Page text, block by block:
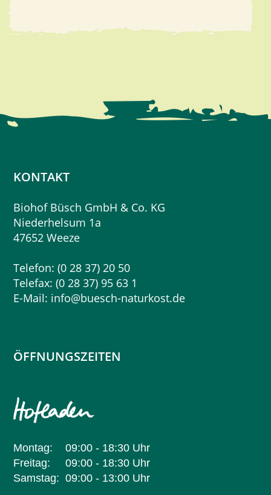
KONTAKT
Biohof Büsch GmbH & Co. KG
Niederhelsum 1a
47652 Weeze
Telefon: (0 28 37) 20 50
Telefax: (0 28 37) 95 63 1
E-Mail: info@buesch-naturkost.de
ÖFFNUNGSZEITEN
Montag:
09:00 - 18:30 Uhr
Freitag:
09:00 - 18:30 Uhr
Samstag: 09:00 - 13:00 Uhr